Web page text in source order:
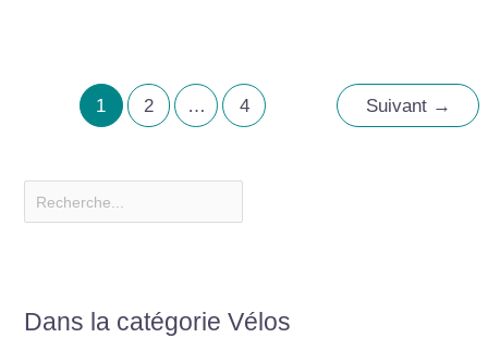
1 2 … 4 Suivant →
Dans la catégorie Vélos